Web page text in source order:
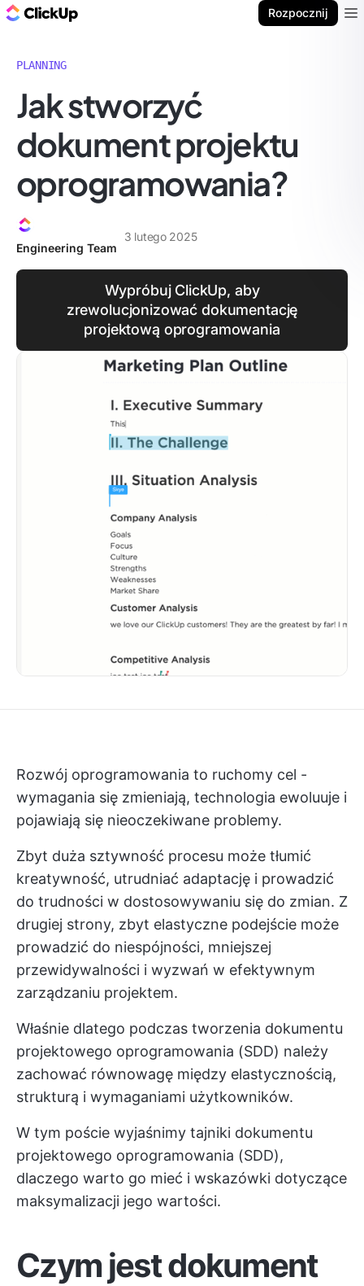
Rozpocznij
PLANNING
Jak stworzyć
dokument projektu
oprogramowania?
Engineering Team
3 lutego 2025
Wypróbuj ClickUp, aby
zrewolucjonizować dokumentację
projektową oprogramowania
Rozwój oprogramowania to ruchomy cel -
wymagania się zmieniają, technologia ewoluuje i
pojawiają się nieoczekiwane problemy.
Zbyt duża sztywność procesu może tłumić
kreatywność, utrudniać adaptację i prowadzić
do trudności w dostosowywaniu się do zmian. Z
drugiej strony, zbyt elastyczne podejście może
prowadzić do niespójności, mniejszej
przewidywalności i wyzwań w efektywnym
zarządzaniu projektem.
Właśnie dlatego podczas tworzenia dokumentu
projektowego oprogramowania (SDD) należy
zachować równowagę między elastycznością,
strukturą i wymaganiami użytkowników.
W tym poście wyjaśnimy tajniki dokumentu
projektowego oprogramowania (SDD),
dlaczego warto go mieć i wskazówki dotyczące
maksymalizacji jego wartości.
Czym jest dokument